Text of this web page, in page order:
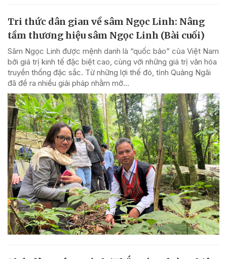
Tri thức dân gian về sâm Ngọc Linh: Nâng
tầm thương hiệu sâm Ngọc Linh (Bài cuối)
Sâm Ngọc Linh được mệnh danh là “quốc bảo” của Việt Nam
bởi giá trị kinh tế đặc biệt cao, cùng với những giá trị văn hóa
truyền thống đặc sắc. Từ những lợi thế đó, tỉnh Quảng Ngãi
đã đề ra nhiều giải pháp nhằm mở...